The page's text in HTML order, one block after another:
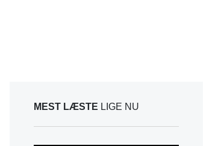
MEST LÆSTE LIGE NU